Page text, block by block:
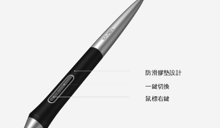
防滑膠墊設計
一鍵切換
鼠標右鍵